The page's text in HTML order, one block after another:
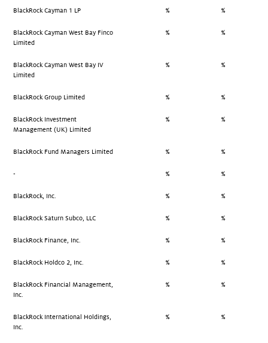
BlackRock Cayman 1 LP % %
BlackRock Cayman West Bay Finco
Limited
% %
BlackRock Cayman West Bay IV
Limited
% %
BlackRock Group Limited % %
BlackRock Investment
Management (UK) Limited
% %
BlackRock Fund Managers Limited % %
- % %
BlackRock, Inc. % %
BlackRock Saturn Subco, LLC % %
BlackRock Finance, Inc. % %
BlackRock Holdco 2, Inc. % %
BlackRock Financial Management,
Inc.
% %
BlackRock International Holdings,
Inc.
% %